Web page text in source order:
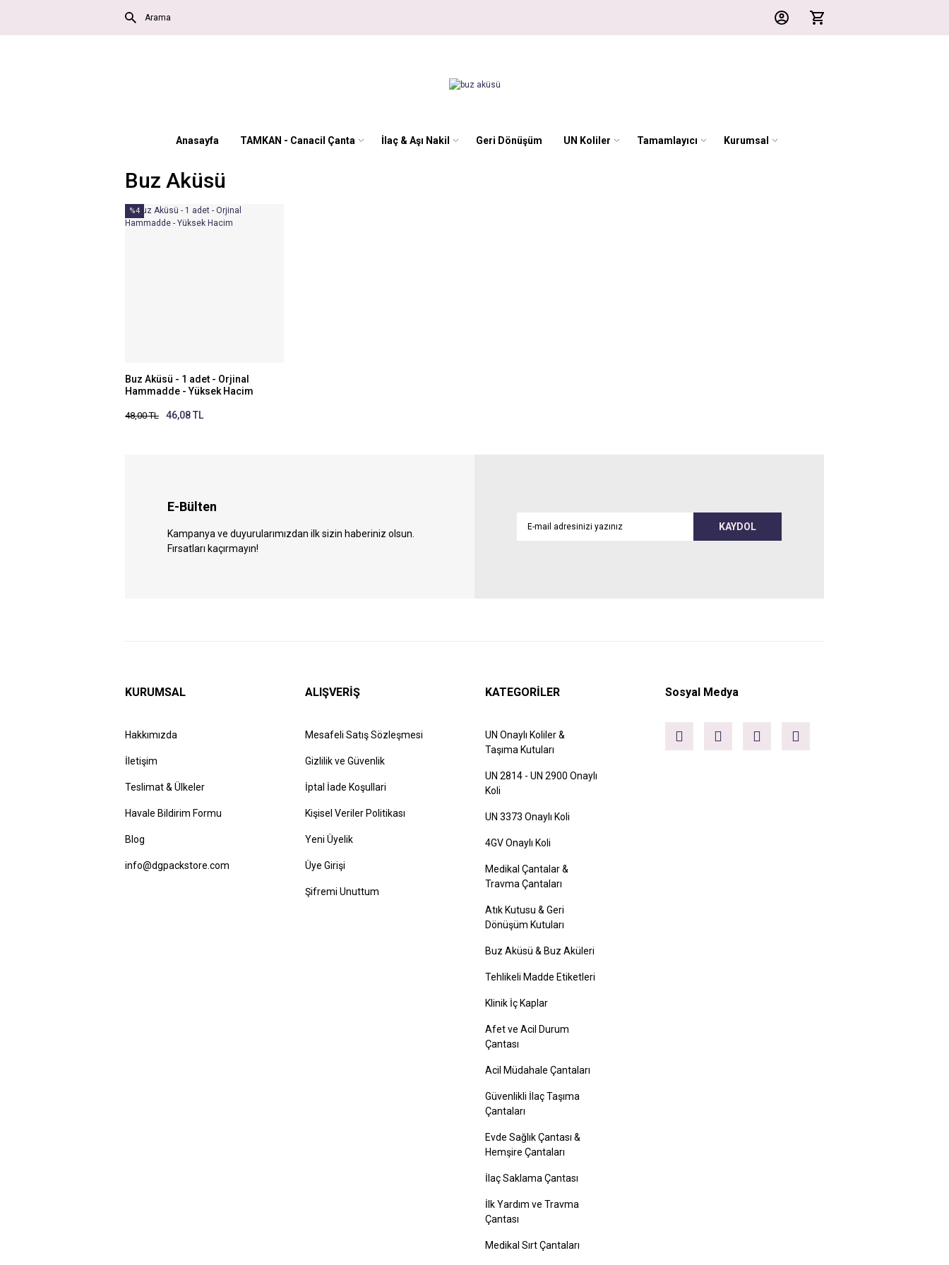
Anasayfa TAMKAN - Canacil Çanta İlaç & Aşı Nakil Geri Dönüşüm UN Koliler Tamamlayıcı Kurumsal
Buz Aküsü
%4
Buz Aküsü - 1 adet - Orjinal
Hammadde - Yüksek Hacim
48,00 TL 46,08 TL
E-Bülten
Kampanya ve duyurularımızdan ilk sizin haberiniz olsun.
Fırsatları kaçırmayın!
KAYDOL
KURUMSAL
Hakkımızda
İletişim
Teslimat & Ülkeler
Havale Bildirim Formu
Blog
info@dgpackstore.com
ALIŞVERİŞ
Mesafeli Satış Sözleşmesi
Gizlilik ve Güvenlik
İptal İade Koşullari
Kişisel Veriler Politikası
Yeni Üyelik
Üye Girişi
Şifremi Unuttum
KATEGORİLER
UN Onaylı Koliler &
Taşıma Kutuları
UN 2814 - UN 2900 Onaylı
Koli
UN 3373 Onaylı Koli
4GV Onaylı Koli
Medikal Çantalar &
Travma Çantaları
Atık Kutusu & Geri
Dönüşüm Kutuları
Buz Aküsü & Buz Aküleri
Tehlikeli Madde Etiketleri
Klinik İç Kaplar
Afet ve Acil Durum
Çantası
Acil Müdahale Çantaları
Güvenlikli İlaç Taşıma
Çantaları
Evde Sağlık Çantası &
Hemşire Çantaları
İlaç Saklama Çantası
İlk Yardım ve Travma
Çantası
Medikal Sırt Çantaları
Sosyal Medya